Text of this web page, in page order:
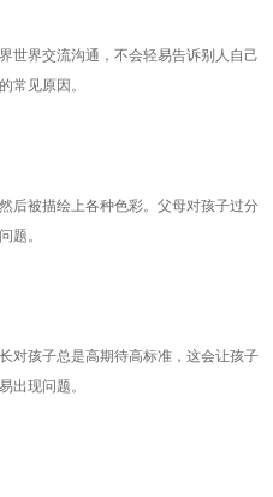
界交流沟通，不会轻易告诉别人自己
常见原因。
被描绘上各种色彩。父母对孩子过分
题。
孩子总是高期待高标准，这会让孩子
出现问题。